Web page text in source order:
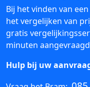
Bij het vinden van
het vergelijken van
gratis
minuten
Hulp bij uw